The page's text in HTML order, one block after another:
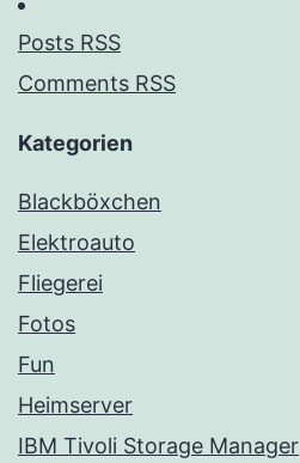
Posts RSS
Comments RSS
Kategorien
Blackböxchen
Elektroauto
Fliegerei
Fotos
Fun
Heimserver
IBM Tivoli Storage Manager